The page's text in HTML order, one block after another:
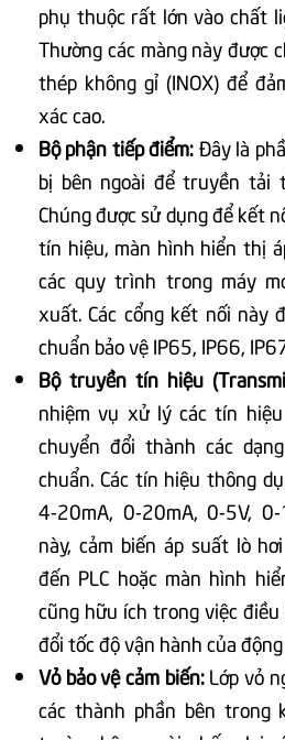
phụ thuộc rất lớn vào chất
Thường các màng này được
thép không gỉ (INOX) để
xác cao.
Bộ phận tiếp điểm: Đây là
bị bên ngoài để truyền tải
Chúng được sử dụng để kết
tín hiệu, màn hình hiển thị
các quy trình trong máy
xuất. Các cổng kết nối này
chuẩn bảo vệ IP65, IP66,
Bộ truyền tín hiệu
nhiệm vụ xử lý các tín
chuyển đổi thành các
chuẩn. Các tín hiệu thông
4-20mA, 0-20mA, 0-5V,
này, cảm biến áp suất lò
đến PLC hoặc màn hình
cũng hữu ích trong việc
đổi tốc độ vận hành của động
Vỏ bảo vệ cảm biến: Lớp vỏ
các thành phần bên trong